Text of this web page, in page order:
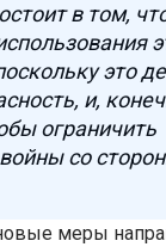
в том,
это
и,
ограничить
со
меры